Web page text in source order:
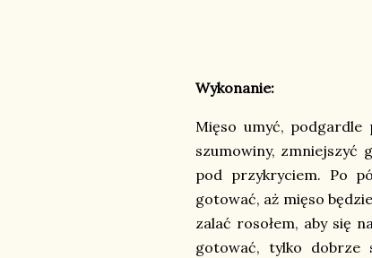
Wykonanie:
Mięso umyć, podgardle
szumowiny, zmniejszyć
pod przykryciem. Po
gotować, aż mięso
zalać rosołem, aby się
gotować, tylko dobrze